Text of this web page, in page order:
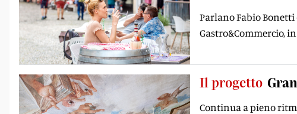
Parlano Fabio
Gastro&Commercio,
Il progetto
Continua a pieno